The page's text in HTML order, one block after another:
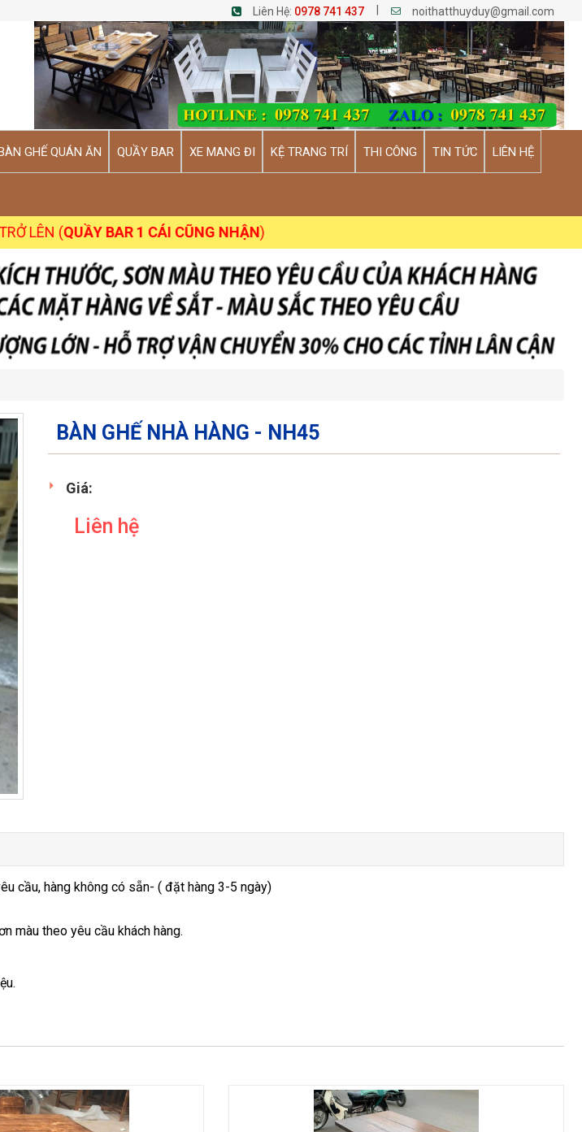
Liên Hệ: 0978 741 437 noithatthuyduy@gmail.com
BÀN GHẾ QUÁN ĂN QUẦY BAR XE MANG ĐI KỆ TRANG TRÍ THI CÔNG TIN TỨC LIÊN HỆ
BAR 1 CÁI CŨNG NHẬN)
BÀN GHẾ NHÀ HÀNG - NH45
Giá:
Liên hệ
cầu, hàng không có sẵn- ( đặt hàng 3-5 ngày)
màu theo yêu cầu khách hàng.